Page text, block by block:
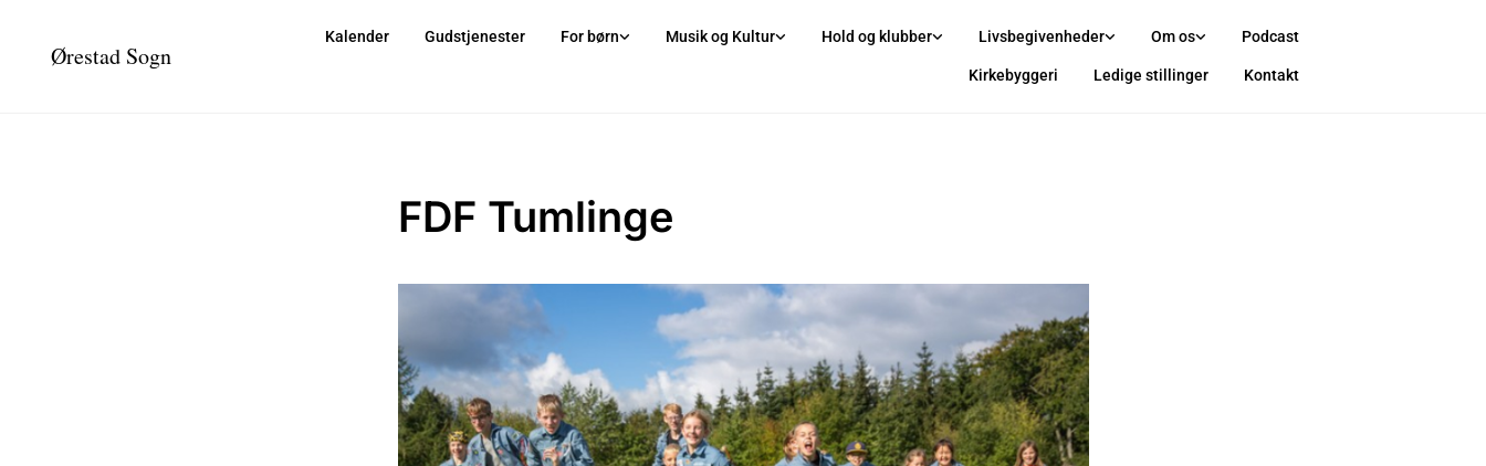
Ørestad Sogn
Kalender Gudstjenester For børn Musik og Kultur Hold og klubber Livsbegivenheder Om os Podcast
Kirkebyggeri Ledige stillinger Kontakt
FDF Tumlinge